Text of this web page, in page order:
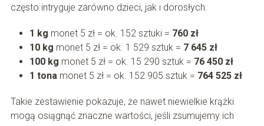
często intryguje zarówno dzieci, jak i dorosłych:
1 kg monet 5 zł = ok. 152 sztuki = 760 zł
10 kg monet 5 zł = ok. 1 529 sztuk = 7 645 zł
100 kg monet 5 zł = ok. 15 290 sztuk = 76 450 zł
1 tonamonet 5 zł = ok. 152 905 sztuk = 764 525 zł
Takie zestawienie pokazuje, że nawet niewielkie krążki
mogą osiągnąć znaczne wartości, jeśli zsumujemy ich